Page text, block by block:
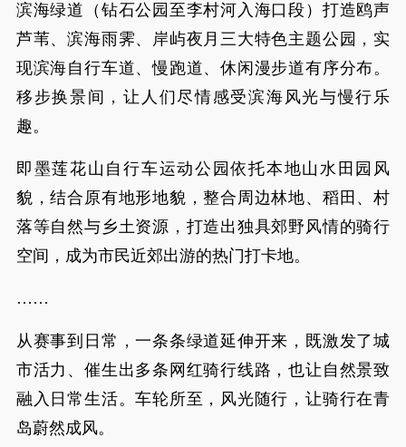
滨海绿道（钻石公园至李村河入海口段）打造鸥声
芦苇、滨海雨霁、岸屿夜月三大特色主题公园，实
现滨海自行车道、慢跑道、休闲漫步道有序分布。
移步换景间，让人们尽情感受滨海风光与慢行乐
趣。
即墨莲花山自行车运动公园依托本地山水田园风
貌，结合原有地形地貌，整合周边林地、稻田、村
落等自然与乡土资源，打造出独具郊野风情的骑行
空间，成为市民近郊出游的热门打卡地。
……
从赛事到日常，一条条绿道延伸开来，既激发了城
市活力、催生出多条网红骑行线路，也让自然景致
融入日常生活。车轮所至，风光随行，让骑行在青
岛蔚然成风。